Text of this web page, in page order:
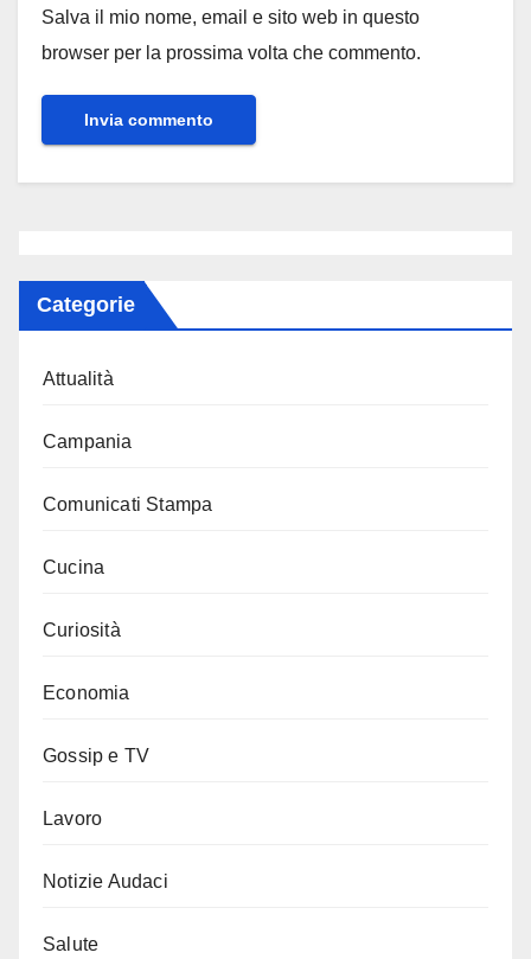
Salva il mio nome, email e sito web in questo
browser per la prossima volta che commento.
Categorie
Attualità
Campania
Comunicati Stampa
Cucina
Curiosità
Economia
Gossip e TV
Lavoro
Notizie Audaci
Salute